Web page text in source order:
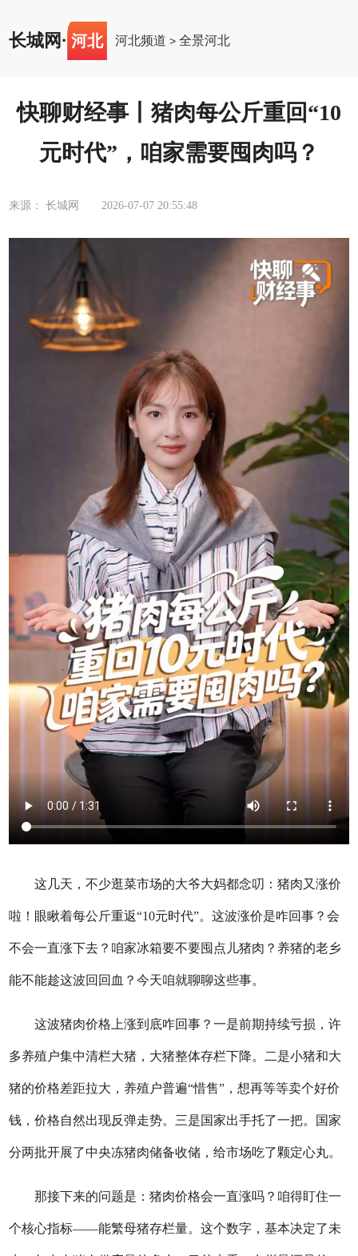
长城网 · 河北 河北频道 >全景河北
快聊财经事丨猪肉每公斤重回“10
元时代”，咱家需要囤肉吗？
来源： 长城网 2026-07-07 20:55:48
这几天，不少逛菜市场的大爷大妈都念叨：猪肉又涨价
啦！眼瞅着每公斤重返“10元时代”。这波涨价是咋回事？会
不会一直涨下去？咱家冰箱要不要囤点儿猪肉？养猪的老乡
能不能趁这波回回血？今天咱就聊聊这些事。
这波猪肉价格上涨到底咋回事？一是前期持续亏损，许
多养殖户集中清栏大猪，大猪整体存栏下降。二是小猪和大
猪的价格差距拉大，养殖户普遍“惜售”，想再等等卖个好价
钱，价格自然出现反弹走势。三是国家出手托了一把。国家
分两批开展了中央冻猪肉储备收储，给市场吃了颗定心丸。
那接下来的问题是：猪肉价格会一直涨吗？咱得盯住一
个核心指标——能繁母猪存栏量。这个数字，基本决定了未